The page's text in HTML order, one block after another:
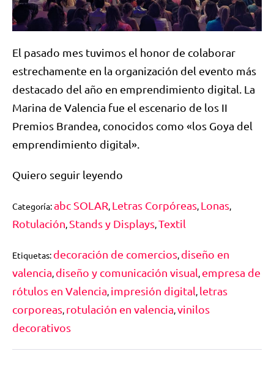
El pasado mes tuvimos el honor de colaborar
estrechamente en la organización del evento más
destacado del año en emprendimiento digital. La
Marina de Valencia fue el escenario de los II
Premios Brandea, conocidos como «los Goya del
emprendimiento digital».
Quiero seguir leyendo
Categoría:abc SOLAR, Letras Corpóreas, Lonas,
Rotulación, Stands y Displays,Textil
Etiquetas: decoración de comercios, diseño en
valencia, diseño y comunicación visual, empresa de
rótulos en Valencia, impresión digital, letras
corporeas, rotulación en valencia,vinilos
decorativos